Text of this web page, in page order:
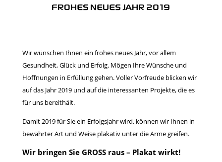
FROHES NEUES JAHR 2019
Wir wünschen Ihnen ein frohes neues Jahr, vor allem
Gesundheit, Glück und Erfolg. Mögen Ihre Wünsche und
Hoffnungen in Erfüllung gehen. Voller Vorfreude blicken wir
auf das Jahr 2019 und auf die interessanten Projekte, die es
für uns bereithält.
Damit 2019 für Sie ein Erfolgsjahr wird, können wir Ihnen in
bewährter Art und Weise plakativ unter die Arme greifen.
Wir bringen Sie GROSS raus – Plakat wirkt!